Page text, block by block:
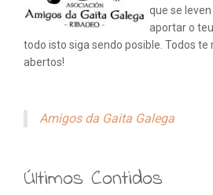
Correo electrónico *
que se
aportar o
todo isto siga sendo posible. Todos
abertos!
Amigos da Gaita Galega
Últimos Contidos